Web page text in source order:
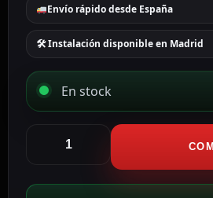
Envío rápido desde España
🛠 Instalación disponible en Madrid
En stock
Interior
3Mpx